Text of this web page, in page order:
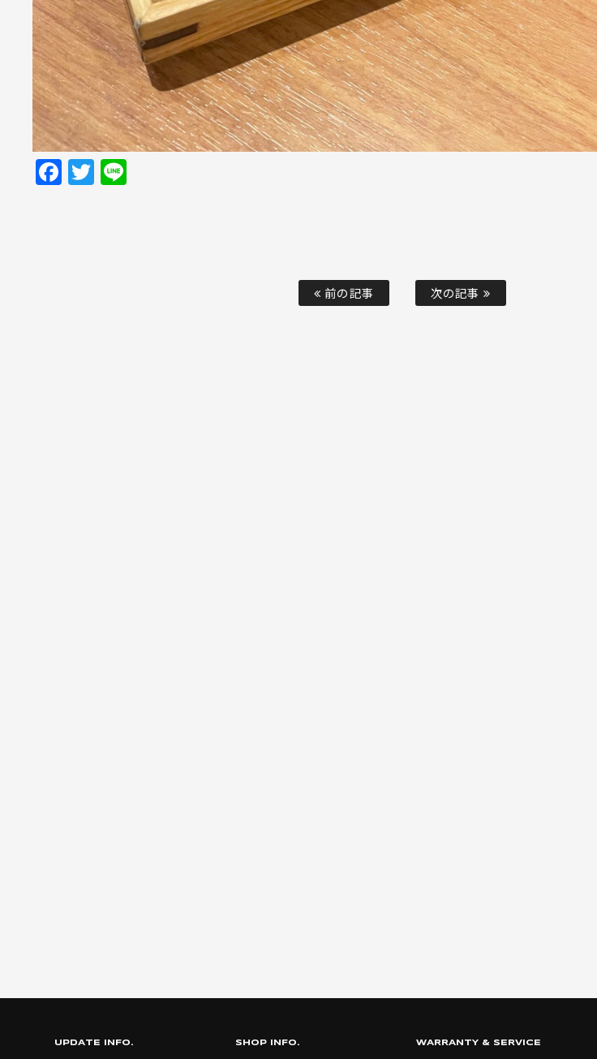
Facebook
Twitter
前の記事 次の記事
UPDATE INFO. SHOP INFO. WARRANTY & SERVICE